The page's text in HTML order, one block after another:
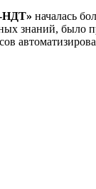
НДТ» началась
знаний, было